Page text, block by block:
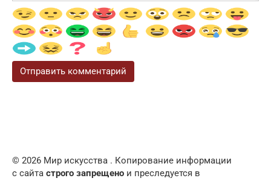
© 2026 Мир искусства . Копирование информации
с сайта строго запрещено и преследуется в